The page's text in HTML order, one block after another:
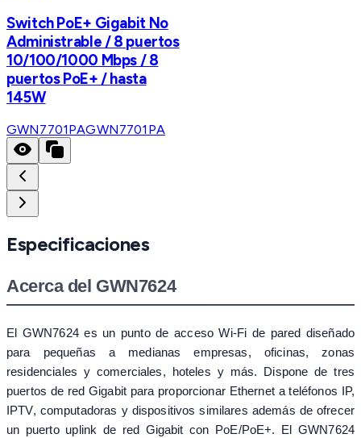
Switch PoE+ Gigabit No
Administrable / 8 puertos
10/100/1000 Mbps / 8
puertos PoE+ / hasta
145W
GWN7701PAGWN7701PA
Especificaciones
Acerca del GWN7624
El GWN7624 es un punto de acceso Wi-Fi de pared diseñado
para pequeñas a medianas empresas, oficinas, zonas
residenciales y comerciales, hoteles y más. Dispone de tres
puertos de red Gigabit para proporcionar Ethernet a teléfonos IP,
IPTV, computadoras y dispositivos similares además de ofrecer
un puerto uplink de red Gigabit con PoE/PoE+. El GWN7624